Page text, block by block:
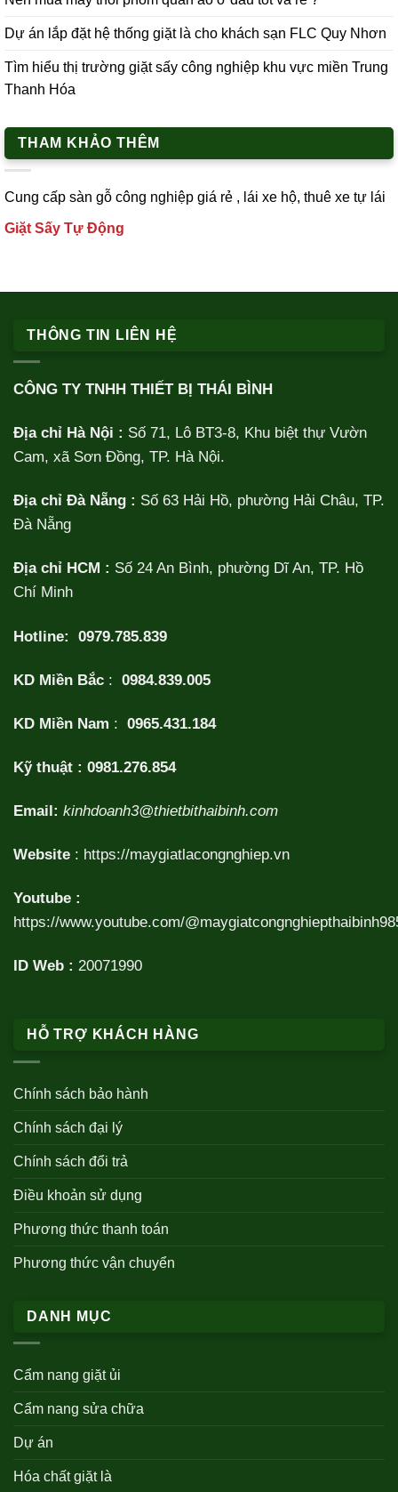
Dự án lắp đặt hệ thống giặt là cho khách sạn FLC Quy Nhơn
Tìm hiểu thị trường giặt sấy công nghiệp khu vực miền Trung
Thanh Hóa
THAM KHẢO THÊM
Cung cấp sàn gỗ công nghiệp giá rẻ , lái xe hộ, thuê xe tự lái
Giặt Sấy Tự Động
THÔNG TIN LIÊN HỆ
CÔNG TY TNHH THIẾT BỊ THÁI BÌNH
Địa chỉ Hà Nội : Số 71, Lô BT3-8, Khu biệt thự Vườn
Cam, xã Sơn Đồng, TP. Hà Nội.
Địa chỉ Đà Nẵng : Số 63 Hải Hồ, phường Hải Châu, TP.
Đà Nẵng
Địa chỉ HCM : Số 24 An Bình, phường Dĩ An, TP. Hồ
Chí Minh
Hotline: 0979.785.839
KD Miền Bắc : 0984.839.005
KD Miền Nam : 0965.431.184
Kỹ thuật : 0981.276.854
Email: kinhdoanh3@thietbithaibinh.com
Website : https://maygiatlacongnghiep.vn
Youtube :
https://www.youtube.com/
ID Web : 20071990
HỖ TRỢ KHÁCH HÀNG
Chính sách bảo hành
Chính sách đại lý
Chính sách đổi trả
Điều khoản sử dụng
Phương thức thanh toán
Phương thức vận chuyển
DANH MỤC
Cẩm nang giặt ủi
Cẩm nang sửa chữa
Dự án
Hóa chất giặt là